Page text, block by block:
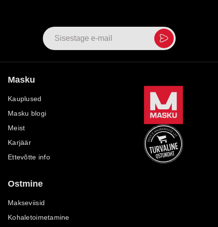
Masku
Kauplused
Masku blogi
Meist
Karjäär
Ettevõtte info
Ostmine
Makseviisid
Kohaletoimetamine